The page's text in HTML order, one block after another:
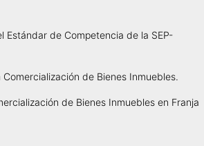
Estándar de Competencia de la SEP-
Comercialización de Bienes Inmuebles.
de Bienes Inmuebles en Franja